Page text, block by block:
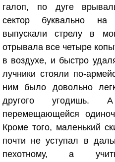
галоп, по дуге
сектор буквально на
выпускали стрелу в
отрывала все четыре
в воздухе, и быстро
лучники стояли по-
ним было довольно
другого
перемещающейся
Кроме того, маленький
почти не уступал в
пехотному, а